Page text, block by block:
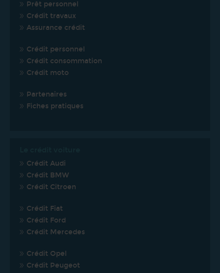
Prêt personnel
Crédit travaux
Assurance crédit
Crédit personnel
Crédit consommation
Crédit moto
Partenaires
Fiches pratiques
Crédit Audi
Crédit BMW
Crédit Citroen
Crédit Fiat
Crédit Ford
Crédit Mercedes
Crédit Opel
Crédit Peugeot